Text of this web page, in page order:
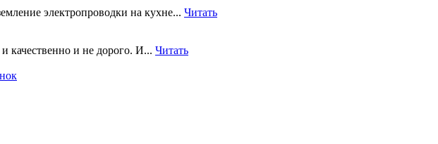
электропроводки на кухне... Читать
качественно и не дорого. И... Читать